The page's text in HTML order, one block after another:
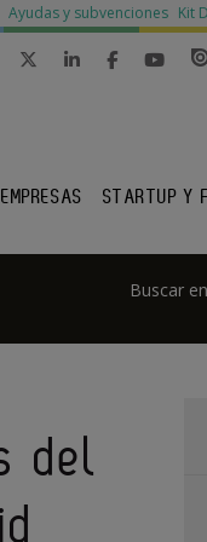
Ayudas y subvenciones Kit
EMPRESAS STARTUP Y
del